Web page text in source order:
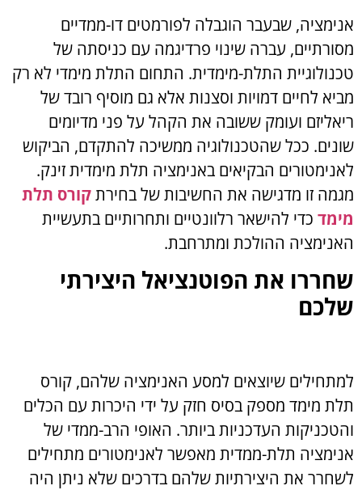
אנימציה, שבעבר הוגבלה לפורמטים דו-ממדיים
מסורתיים, עברה שינוי פרדיגמה עם כניסתה של
טכנולוגיית התלת-מימדית. התחום התלת מימדי לא רק
מביא לחיים דמויות וסצנות אלא גם מוסיף רובד של
ריאליזם ועומק ששובה את הקהל על פני מדיומים
שונים. ככל שהטכנולוגיה ממשיכה להתקדם, הביקוש
לאנימטורים הבקיאים באנימציה תלת מימדית זינק.
מגמה זו מדגישה את החשיבות של בחירתקורס תלת
מימד כדי להישאר רלוונטיים ותחרותיים בתעשיית
האנימציה ההולכת ומתרחבת.
שחררו את הפוטנציאל היצירתי
שלכם
למתחילים שיוצאים למסע האנימציה שלהם, קורס
תלת מימד מספק בסיס חזק על ידי היכרות עם הכלים
והטכניקות העדכניות ביותר. האופי הרב-ממדי של
אנימציה תלת-ממדית מאפשר לאנימטורים מתחילים
לשחרר את היצירתיות שלהם בדרכים שלא ניתן היה